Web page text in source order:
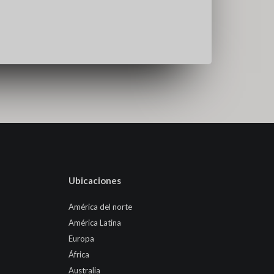
Ubicaciones
América del norte
América Latina
Europa
África
Australia